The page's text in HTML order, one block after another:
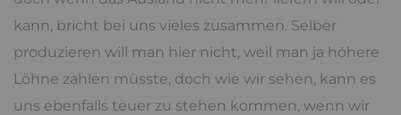
kann, bricht bei uns vieles zusammen. Selber
produzieren will man hier nicht, weil man ja höhere
Löhne zahlen müsste, doch wie wir sehen, kann es
uns ebenfalls teuer zu stehen kommen, wenn wir